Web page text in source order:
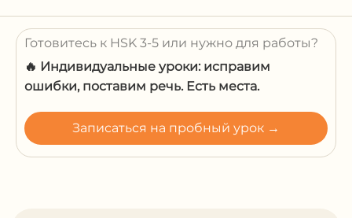
Готовитесь к HSK 3-5 или нужно для работы?
🔥 Индивидуальные уроки: исправим
ошибки, поставим речь. Есть места.
Записаться на пробный урок →